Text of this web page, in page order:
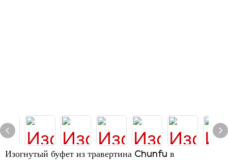
Изогнутый буфет из травертина Chunfu в